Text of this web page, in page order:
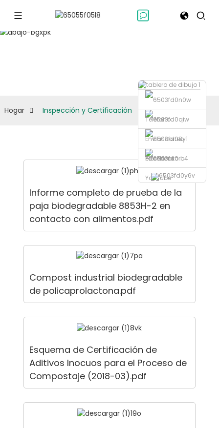
Teléfono
Enviar correo
electrónico
Facebook
YouTube
Hogar Inspección y Certificación
Informe completo de prueba de la
paja biodegradable 8853H-2 en
contacto con alimentos.pdf
Compost industrial biodegradable
de policaprolactona.pdf
Esquema de Certificación de
Aditivos Inocuos para el Proceso de
Compostaje (2018-03).pdf